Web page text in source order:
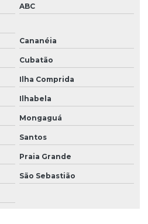
ABC
Cananéia
Cubatão
Ilha Comprida
Ilhabela
Mongaguá
Santos
Praia Grande
São Sebastião